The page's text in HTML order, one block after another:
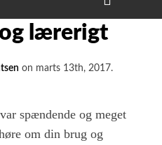
lærerigt
on marts 13th, 2017.
spændende og meget
om din brug og